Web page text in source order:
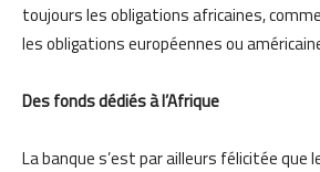
toujours les obligations africaines,
les obligations européennes ou
Des fonds dédiés à l’Afrique
La banque s’est par ailleurs félicitée que